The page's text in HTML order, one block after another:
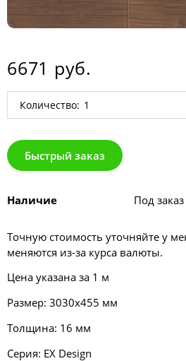
6671 руб.
Количество:
Быстрый заказ
Наличие Под заказ
Точную стоимость уточняйте у
меняются из-за курса валюты.
Цена указана за 1 м
Размер: 3030х455 мм
Толщина: 16 мм
Серия: EX Design